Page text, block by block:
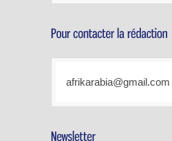
afrikarabia@gmail.com